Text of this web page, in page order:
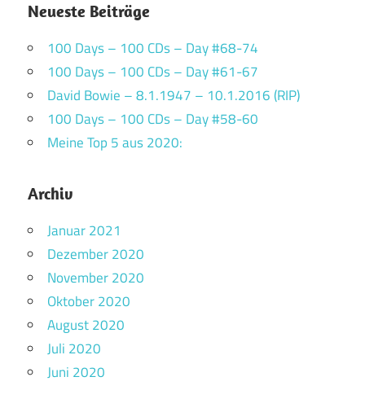
Neueste Beiträge
100 Days – 100 CDs – Day #68-74
100 Days – 100 CDs – Day #61-67
David Bowie – 8.1.1947 – 10.1.2016 (RIP)
100 Days – 100 CDs – Day #58-60
Meine Top 5 aus 2020:
Archiv
Januar 2021
Dezember 2020
November 2020
Oktober 2020
August 2020
Juli 2020
Juni 2020